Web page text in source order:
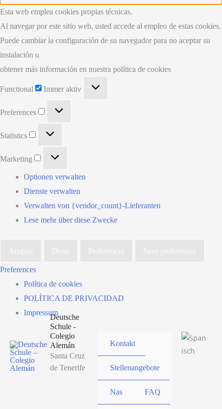
Esta web emplea cookies propias técnicas.
Al navegar por este sitio web, usted accede al empleo de estas cookies.
Puede cambiar la configuración de su navegador para no aceptar su
instalación u
obtener más información en nuestra política de cookies
Functional Immer aktiv
Preferences
Preferences
Statistics
Statistics
Marketing
Marketing
Optionen verwalten
Dienste verwalten
Verwalten von {vendor_count}-Lieferanten
Lese mehr über diese Zwecke
Aceptar Deny Preferences Save preferences
Preferences
Política de cookies
POLÍTICA DE PRIVACIDAD
Impressum
Deutsche
Schule -
Colegio
Alemán
Santa Cruz
de Tenerife
Kontakt
Stellenangebote
Nas FAQ